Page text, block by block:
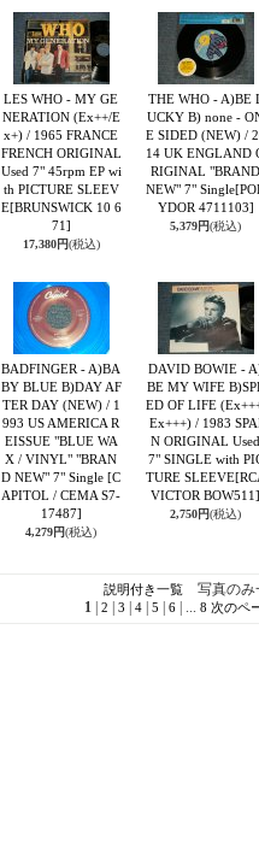
LES WHO - MY GE
NERATION (Ex++/E
x+) / 1965 FRANCE
FRENCH ORIGINAL
Used 7" 45rpm EP wi
th PICTURE SLEEV
E[BRUNSWICK 10 6
71]
17,380円(税込)
THE WHO - A)BE
UCKY B) none -
E SIDED (NEW) /
14 UK ENGLAND
RIGINAL "BRAND
NEW" 7" Single
YDOR 4711103]
5,379円(税込)
BADFINGER - A)BA
BY BLUE B)DAY AF
TER DAY (NEW) / 1
993 US AMERICA R
EISSUE "BLUE WA
X / VINYL" "BRAN
D NEW" 7" Single [C
APITOL / CEMA S7-
17487]
4,279円(税込)
DAVID BOWIE -
BE MY WIFE
ED OF LIFE
Ex+++) / 1983
N ORIGINAL Used
7" SINGLE with
TURE SLEEVE
VICTOR BOW511]
2,750円(税込)
説明付き一覧写真のみ
1| 2 3 4| 5 6| ... 8 次のペ